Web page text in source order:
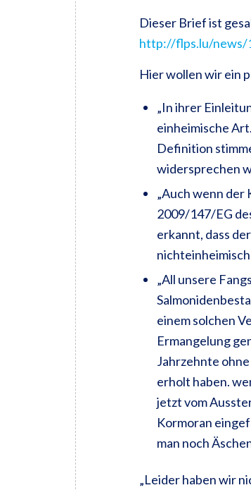
Dieser Brief ist
http://flps.lu/news/
Hier wollen wir ein
„In ihrer
einheimische
Definition
widersprechen
„Auch wenn
2009/147/EG
erkannt, dass
„All unsere
einem solchen
Ermangelung
Jahrzehnte
erholt haben.
jetzt vom
Kormoran
man noch
„Leider haben wir